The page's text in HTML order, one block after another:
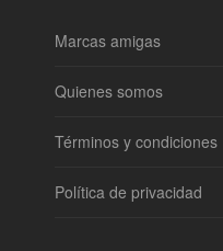
Marcas amigas
Quienes somos
Términos y condiciones
Política de privacidad